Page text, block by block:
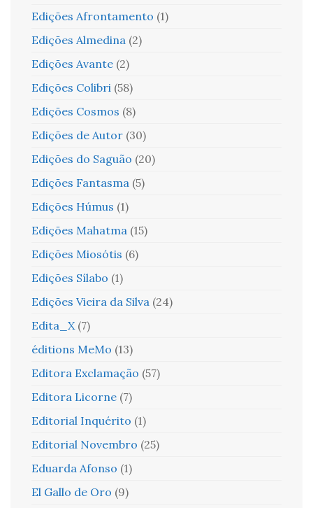
Edições Afrontamento (1)
Edições Almedina (2)
Edições Avante (2)
Edições Colibri (58)
Edições Cosmos (8)
Edições de Autor (30)
Edições do Saguão (20)
Edições Fantasma (5)
Edições Húmus (1)
Edições Mahatma (15)
Edições Miosótis (6)
Edições Sílabo (1)
Edições Vieira da Silva (24)
Edita_X (7)
éditions MeMo (13)
Editora Exclamação (57)
Editora Licorne (7)
Editorial Inquérito (1)
Editorial Novembro (25)
Eduarda Afonso (1)
El Gallo de Oro (9)